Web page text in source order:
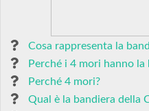
Cosa rappresenta la
Perché i 4 mori hanno la
Perché 4 mori?
Qual è la bandiera della